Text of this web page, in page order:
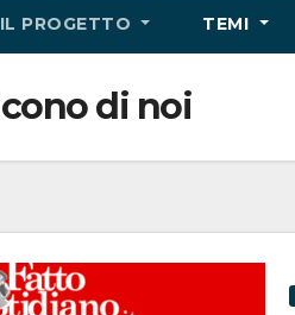
IL PROGETTO TEMI
di noi